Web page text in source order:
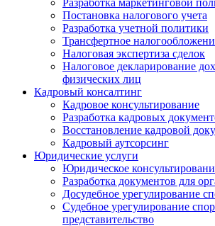
Разработка маркетинговой
Постановка налогового учета
Разработка учетной политики
Трансфертное
Налоговая экспертиза сделок
Налоговое декларирование
физических лиц
Кадровый консалтинг
Кадровое консультирование
Разработка кадровых
Восстановление кадровой
Кадровый аутсорсинг
Юридические услуги
Юридическое
Разработка документов для
Досудебное урегулирование
Судебное урегулирование
представительство